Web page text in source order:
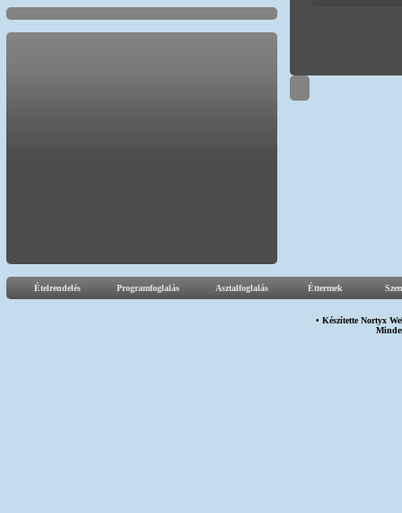
Ételrendelés Programfoglalás Asztalfoglalás Éttermek
• KészítetteNortyx